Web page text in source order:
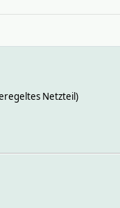
Netzteil)